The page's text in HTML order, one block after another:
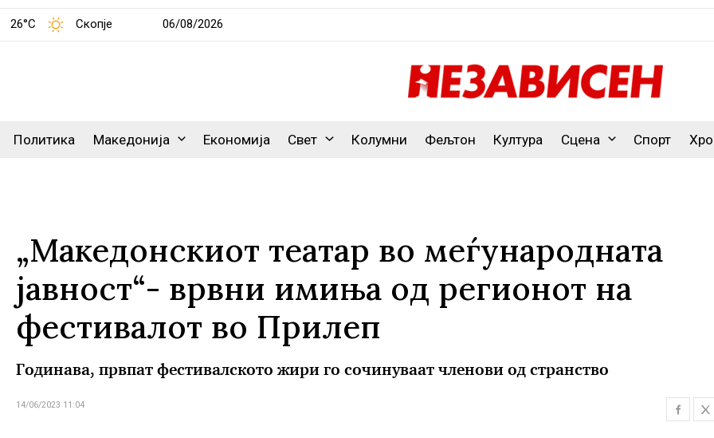
26°C Скопје 06/08/2026
Политика Македонија Економија Свет Колумни Фељтон Култура Сцена Спорт
„Македонскиот театар во меѓународната
јавност“- врвни имиња од регионот на
фестивалот во Прилеп
Годинава, првпат фестивалското жири го сочинуваат членови од странство
14/06/2023 11:04